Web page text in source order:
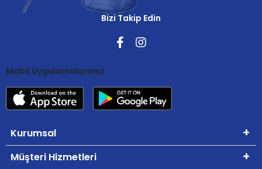
Bizi Takip Edin
Mobil Uygulamalarımız
Kurumsal
Müşteri Hizmetleri